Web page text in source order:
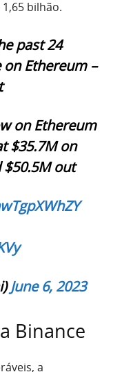
bilhão.
past 24
Ethereum –
on Ethereum
$35.7M on
$50.5M out
June 6, 2023
Binance
a